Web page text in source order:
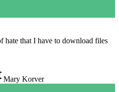
hate that I have to download files
Mary Korver